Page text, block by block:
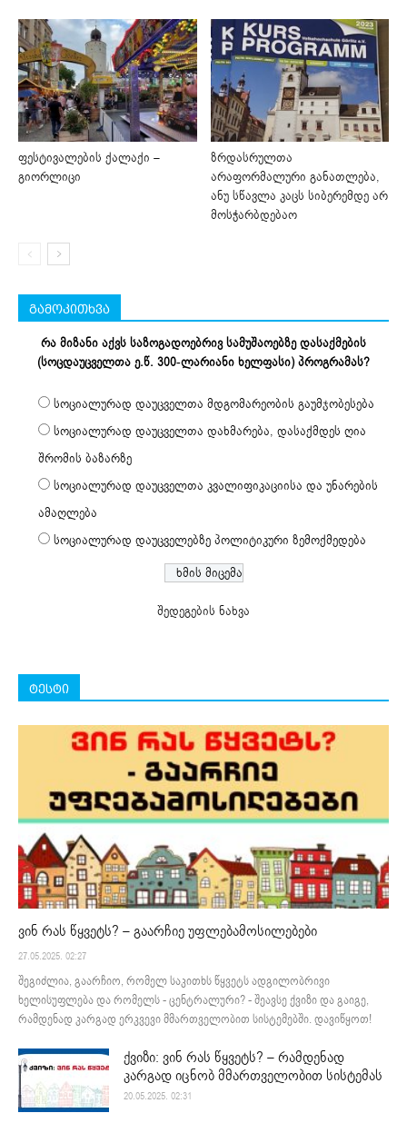
ფესტივალების ქალაქი –
გიორლიცი
ზრდასრულთა
არაფორმალური განათლება,
ანუ სწავლა კაცს სიბერემდე არ
მოსჭარბდებაო
გამოკითხვა
რა მიზანი აქვს საზოგადოებრივ სამუშაოებზე დასაქმების
(სოცდაუცველთა ე.წ. 300-ლარიანი ხელფასი) პროგრამას?
სოციალურად დაუცველთა მდგომარეობის გაუმჯობესება
სოციალურად დაუცველთა დახმარება, დასაქმდეს ღია
შრომის ბაზარზე
სოციალურად დაუცველთა კვალიფიკაციისა და უნარების
ამაღლება
სოციალურად დაუცველებზე პოლიტიკური ზემოქმედება
შედეგების ნახვა
ტესტი
ვინ რას წყვეტს? – გაარჩიე უფლებამოსილებები
27.05.2025. 02:27
შეგიძლია, გაარჩიო, რომელ საკითხს წყვეტს ადგილობრივი
ხელისუფლება და რომელს - ცენტრალური? - შეავსე ქვიზი და გაიგე,
რამდენად კარგად ერკვევი მმართველობით სისტემებში. დავიწყოთ!
ქვიზი: ვინ რას წყვეტს? – რამდენად
კარგად იცნობ მმართველობით სისტემას
20.05.2025. 02:31